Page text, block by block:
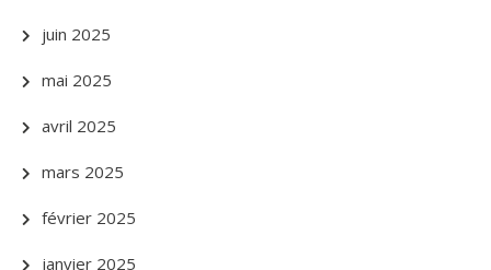
juin 2025
mai 2025
avril 2025
mars 2025
février 2025
janvier 2025